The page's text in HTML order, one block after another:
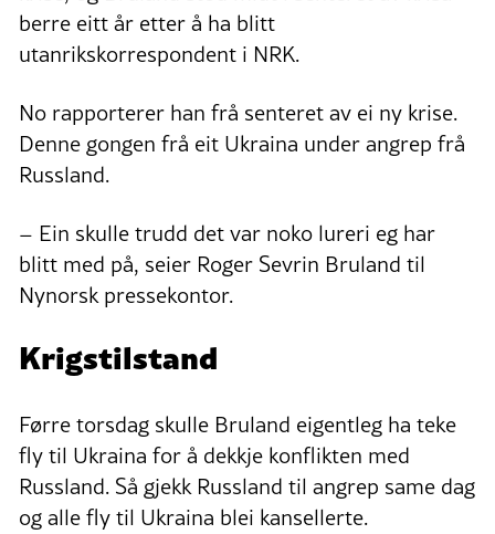
berre eitt år etter å ha blitt
utanrikskorrespondent i NRK.
No rapporterer han frå senteret av ei ny krise.
Denne gongen frå eit Ukraina under angrep frå
Russland.
– Ein skulle trudd det var noko lureri eg har
blitt med på, seier Roger Sevrin Bruland til
Nynorsk pressekontor.
Krigstilstand
Førre torsdag skulle Bruland eigentleg ha teke
fly til Ukraina for å dekkje konflikten med
Russland. Så gjekk Russland til angrep same dag
og alle fly til Ukraina blei kansellerte.